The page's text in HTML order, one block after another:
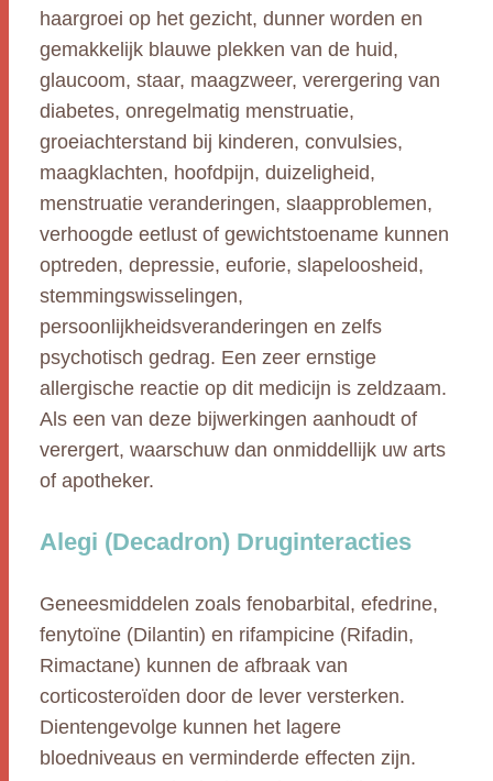
haargroei op het gezicht, dunner worden en
gemakkelijk blauwe plekken van de huid,
glaucoom, staar, maagzweer, verergering van
diabetes, onregelmatig menstruatie,
groeiachterstand bij kinderen, convulsies,
maagklachten, hoofdpijn, duizeligheid,
menstruatie veranderingen, slaapproblemen,
verhoogde eetlust of gewichtstoename kunnen
optreden, depressie, euforie, slapeloosheid,
stemmingswisselingen,
persoonlijkheidsveranderingen en zelfs
psychotisch gedrag. Een zeer ernstige
allergische reactie op dit medicijn is zeldzaam.
Als een van deze bijwerkingen aanhoudt of
verergert, waarschuw dan onmiddellijk uw arts
of apotheker.
Alegi (Decadron) Druginteracties
Geneesmiddelen zoals fenobarbital, efedrine,
fenytoïne (Dilantin) en rifampicine (Rifadin,
Rimactane) kunnen de afbraak van
corticosteroïden door de lever versterken.
Dientengevolge kunnen het lagere
bloedniveaus en verminderde effecten zijn.